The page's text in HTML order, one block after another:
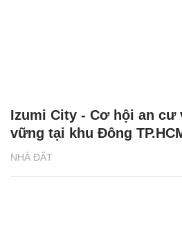
NHÀ ĐẤT
Izumi City - Cơ hội an cư
vững tại khu Đông